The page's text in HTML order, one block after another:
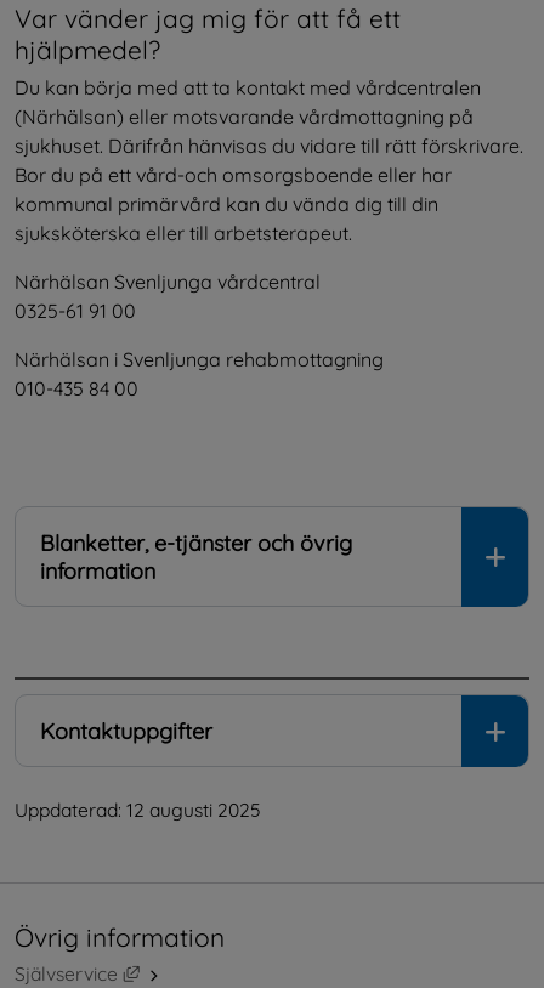
Var vänder jag mig för att få ett
hjälpmedel?
Du kan börja med att ta kontakt med vårdcentralen
(Närhälsan) eller motsvarande vårdmottagning på
sjukhuset. Därifrån hänvisas du vidare till rätt förskrivare.
Bor du på ett vård-och omsorgsboende eller har
kommunal primärvård kan du vända dig till din
sjuksköterska eller till arbetsterapeut.
Närhälsan Svenljunga vårdcentral
0325-61 91 00
Närhälsan i Svenljunga rehabmottagning
010-435 84 00
Blanketter, e-tjänster och övrig
information
Kontaktuppgifter
Uppdaterad: 12 augusti 2025
Övrig information
Självservice
Länk till annan webbplats, öppnas i nytt fönster.